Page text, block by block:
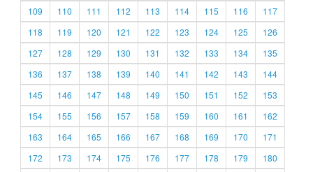
109
110 111 112 113 114 115 116
117
118
119 120 121 122 123 124 125
126
127
128 129 130 131 132 133 134
135
136
137 138 139 140 141 142 143
144
145
146 147 148 149 150 151 152
153
154
155 156 157 158 159 160 161
162
163
164 165 166 167 168 169 170
171
172
173 174 175 176 177 178 179
180